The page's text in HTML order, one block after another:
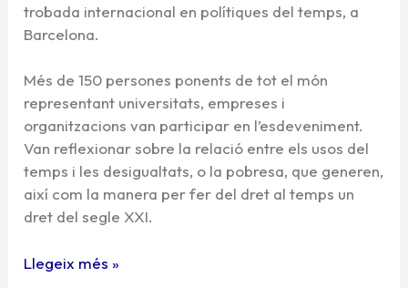
trobada internacional en polítiques del temps, a
Barcelona.
Més de 150 persones ponents de tot el món
representant universitats, empreses i
organitzacions van participar en l’esdeveniment.
Van reflexionar sobre la relació entre els usos del
temps i les desigualtats, o la pobresa, que generen,
així com la manera per fer del dret al temps un
dret del segle XXI.
Llegeix més »